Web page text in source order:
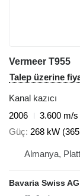
Vermeer T955
Talep üzerine
Kanal kazıcı
2006
3.600 m/s
Güç 268 kW
Almanya,
Bavaria Swiss AG